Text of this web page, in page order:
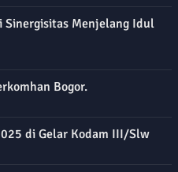
Sinergisitas Menjelang Idul
Bogor.
di Gelar Kodam III/Slw